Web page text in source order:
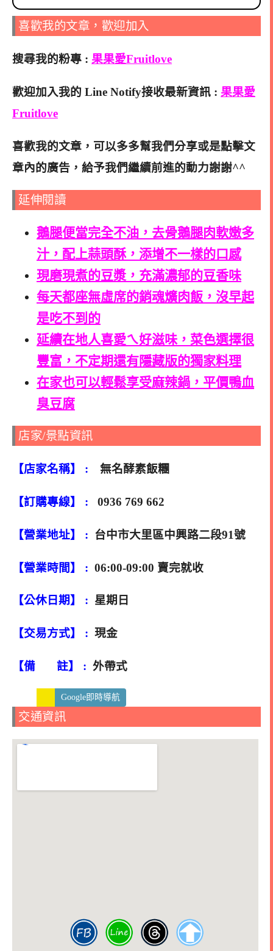
喜歡我的文章，歡迎加入
搜尋我的粉專 : 果果愛Fruitlove
歡迎加入我的 Line Notify接收最新資訊 : 果果愛
Fruitlove
喜歡我的文章，可以多多幫我們分享或是點擊文
章內的廣告，給予我們繼續前進的動力謝謝^^
延伸閱讀
鵝腿便當完全不油，去骨鵝腿肉軟嫩多
汁，配上蒜頭酥，添增不一樣的口感
現磨現煮的豆漿，充滿濃郁的豆香味
每天都座無虛席的銷魂爌肉飯，沒早起
是吃不到的
延續在地人喜愛ㄟ好滋味，菜色選擇很
豐富，不定期還有隱藏版的獨家料理
在家也可以輕鬆享受麻辣鍋，平價鴨血
臭豆腐
店家/景點資訊
【店家名稱】 : 無名酵素飯糰
【訂購專線】 : 0936 769 662
【營業地址】 : 台中市大里區中興路二段91號
【營業時間】 : 06:00-09:00 賣完就收
【公休日期】 : 星期日
【交易方式】 : 現金
【備 註】 : 外帶式
Google即時導航
交通資訊